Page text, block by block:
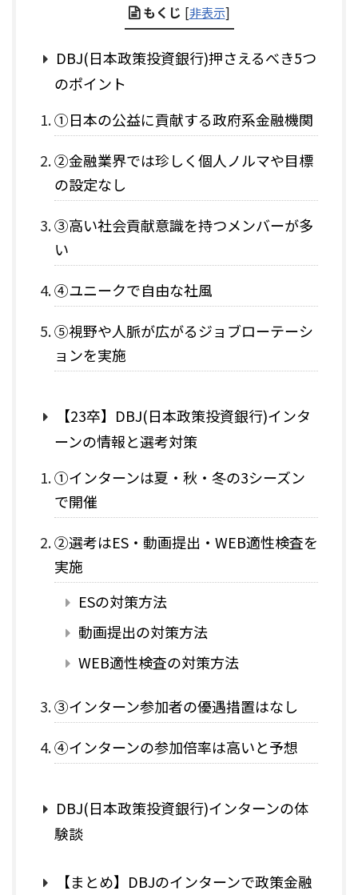
もくじ [非表示]
DBJ(日本政策投資銀行)押さえるべき5つ
のポイント
①日本の公益に貢献する政府系金融機関
②金融業界では珍しく個人ノルマや目標
の設定なし
③高い社会貢献意識を持つメンバーが多
い
④ユニークで自由な社風
⑤視野や人脈が広がるジョブローテーシ
ョンを実施
【23卒】DBJ(日本政策投資銀行)インタ
ーンの情報と選考対策
①インターンは夏・秋・冬の3シーズン
で開催
②選考はES・動画提出・WEB適性検査を
実施
ESの対策方法
動画提出の対策方法
WEB適性検査の対策方法
③インターン参加者の優遇措置はなし
④インターンの参加倍率は高いと予想
DBJ(日本政策投資銀行)インターンの体
験談
【まとめ】DBJのインターンで政策金融